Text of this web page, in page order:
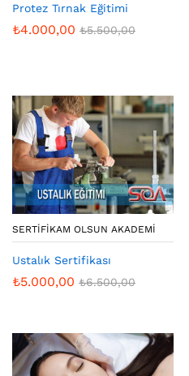
Protez Tırnak Eğitimi
₺4.000,00 ₺5.500,00
SERTIFIKAM OLSUN AKADEMI
Ustalık Sertifikası
₺5.000,00 ₺6.500,00